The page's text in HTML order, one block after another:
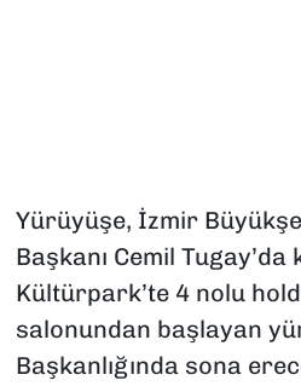
Yürüyüşe, İzmir
Başkanı Cemil Tugay’da
Kültürpark’te 4 nolu
salonundan başlayan
Başkanlığında sona